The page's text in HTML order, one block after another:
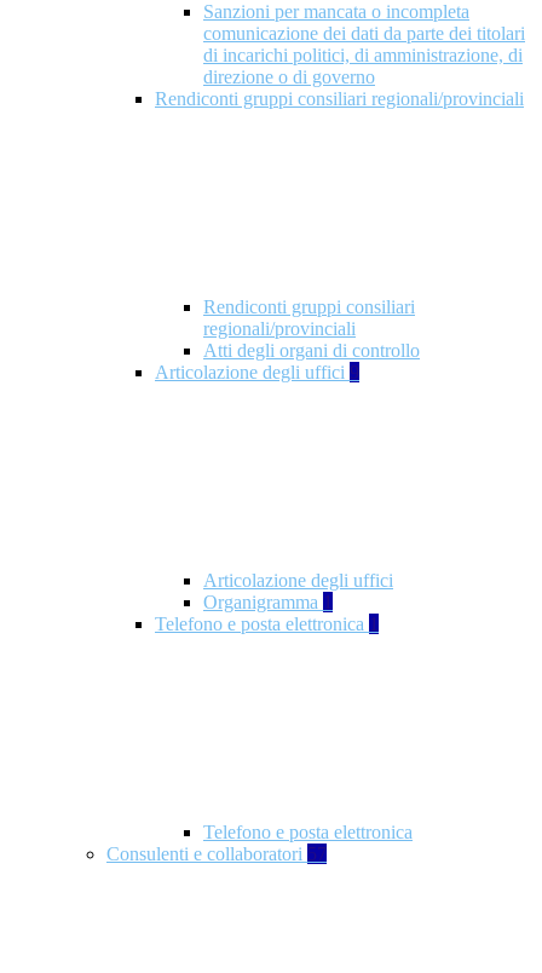
Sanzioni per mancata o incompleta
comunicazione dei dati da parte dei titolari
di incarichi politici, di amministrazione, di
direzione o di governo
Rendiconti gruppi consiliari regionali/provinciali
Rendiconti gruppi consiliari
regionali/provinciali
Atti degli organi di controllo
Articolazione degli uffici 9
Articolazione degli uffici
Organigramma 1
Telefono e posta elettronica 1
Telefono e posta elettronica
Consulenti e collaboratori 57